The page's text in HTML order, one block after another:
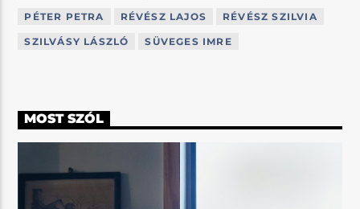
PÉTER PETRA RÉVÉSZ LAJOS RÉVÉSZ SZILVIA
SZILVÁSY LÁSZLÓ SÜVEGES IMRE
MOST SZÓL